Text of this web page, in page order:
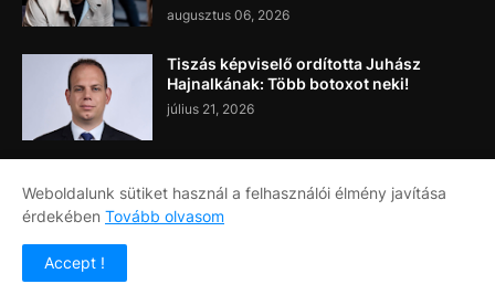
augusztus 06, 2026
Tiszás képviselő ordította Juhász
Hajnalkának: Több botoxot neki!
július 21, 2026
Címlap Rólunk
Weboldalunk sütiket használ a felhasználói élmény javítása
érdekében Tovább olvasom
Accept !